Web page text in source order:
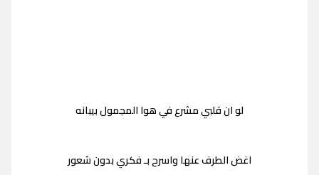
لو ان قلبي مشرع في هوا المجمول بيبانه
اغض الطرف عنها واسرح بـ فكري بدون شعور